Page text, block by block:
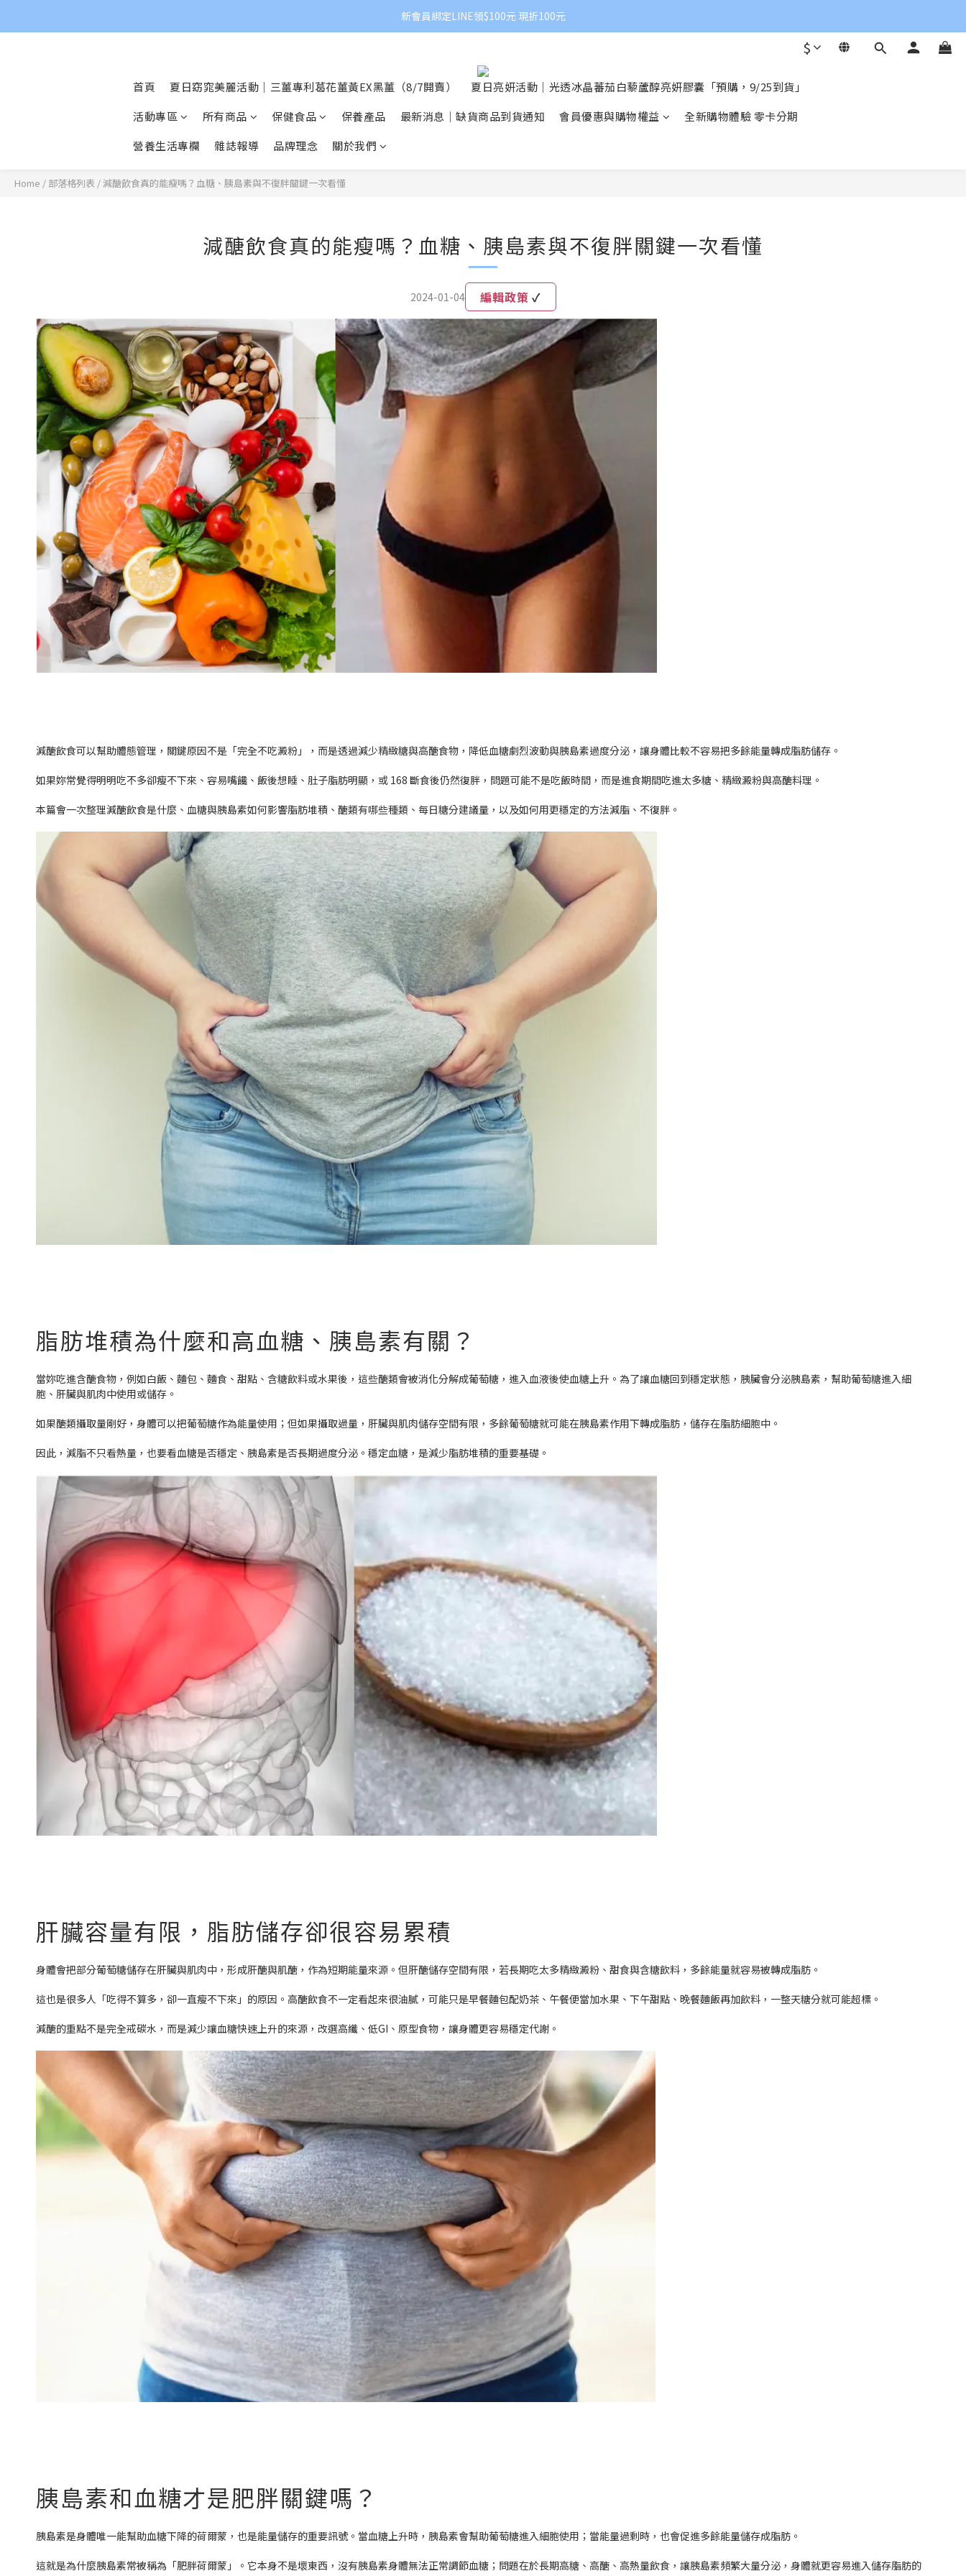
新會員綁定LINE領$100元 現折100元
$
首頁 夏日窈窕美麗活動｜三薑專利葛花薑黃EX黑薑（8/7開賣）
夏日亮妍活動｜光透冰晶蕃茄白藜蘆醇亮妍膠囊「預購，9/25到貨」
活動專區
所有商品 保健食品 保養產品 最新消息｜缺貨商品到貨通知 會員優惠與購物權益
全新購物體驗 零卡分期
營養生活專欄
雜誌報導 品牌理念 關於我們
Home / 部落格列表 /減醣飲食真的能瘦嗎？血糖、胰島素與不復胖關鍵一次看懂
減醣飲食真的能瘦嗎？血糖、胰島素與不復胖關鍵一次看懂
2024-01-04 編輯政策 ✓
減醣飲食可以幫助體態管理，關鍵原因不是「完全不吃澱粉」，而是透過減少精緻糖與高醣食物，降低血糖劇烈波動與胰島素過度分泌，讓身體比較不容易把多餘能量轉成脂肪儲存。
如果妳常覺得明明吃不多卻瘦不下來、容易嘴饞、飯後想睡、肚子脂肪明顯，或 168 斷食後仍然復胖，問題可能不是吃飯時間，而是進食期間吃進太多糖、精緻澱粉與高醣料理。
本篇會一次整理減醣飲食是什麼、血糖與胰島素如何影響脂肪堆積、醣類有哪些種類、每日糖分建議量，以及如何用更穩定的方法減脂、不復胖。
脂肪堆積為什麼和高血糖、胰島素有關？
當妳吃進含醣食物，例如白飯、麵包、麵食、甜點、含糖飲料或水果後，這些醣類會被消化分解成葡萄糖，進入血液後使血糖上升。為了讓血糖回到穩定狀態，胰臟會分泌胰島素，幫助葡萄糖進入細
胞、肝臟與肌肉中使用或儲存。
如果醣類攝取量剛好，身體可以把葡萄糖作為能量使用；但如果攝取過量，肝臟與肌肉儲存空間有限，多餘葡萄糖就可能在胰島素作用下轉成脂肪，儲存在脂肪細胞中。
因此，減脂不只看熱量，也要看血糖是否穩定、胰島素是否長期過度分泌。穩定血糖，是減少脂肪堆積的重要基礎。
肝臟容量有限，脂肪儲存卻很容易累積
身體會把部分葡萄糖儲存在肝臟與肌肉中，形成肝醣與肌醣，作為短期能量來源。但肝醣儲存空間有限，若長期吃太多精緻澱粉、甜食與含糖飲料，多餘能量就容易被轉成脂肪。
這也是很多人「吃得不算多，卻一直瘦不下來」的原因。高醣飲食不一定看起來很油膩，可能只是早餐麵包配奶茶、午餐便當加水果、下午甜點、晚餐麵飯再加飲料，一整天糖分就可能超標。
減醣的重點不是完全戒碳水，而是減少讓血糖快速上升的來源，改選高纖、低GI、原型食物，讓身體更容易穩定代謝。
胰島素和血糖才是肥胖關鍵嗎？
胰島素是身體唯一能幫助血糖下降的荷爾蒙，也是能量儲存的重要訊號。當血糖上升時，胰島素會幫助葡萄糖進入細胞使用；當能量過剩時，也會促進多餘能量儲存成脂肪。
這就是為什麼胰島素常被稱為「肥胖荷爾蒙」。它本身不是壞東西，沒有胰島素身體無法正常調節血糖；問題在於長期高糖、高醣、高熱量飲食，讓胰島素頻繁大量分泌，身體就更容易進入儲存脂肪的